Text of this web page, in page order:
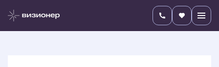
1-комнатная Цена по запросу